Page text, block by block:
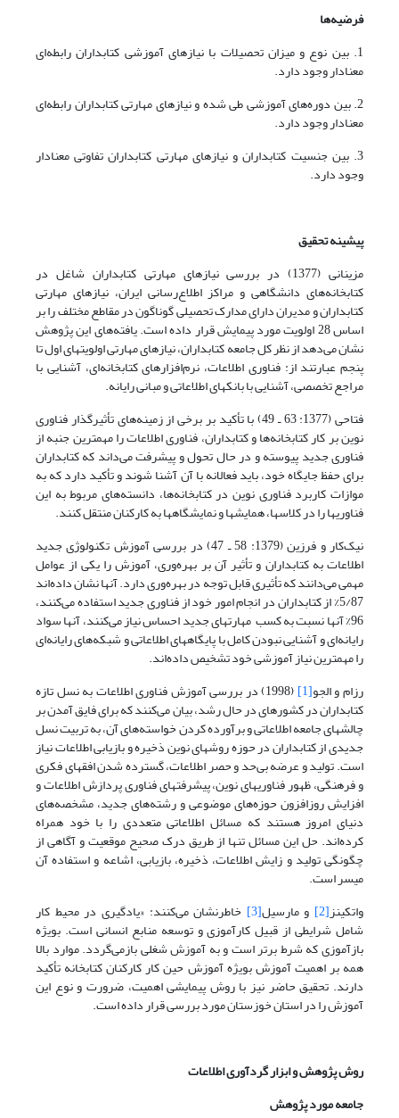
فرضیه‌ها
1. بین نوع و میزان تحصیلات با نیازهای آموزشی کتابداران رابطه‌ای
معنادار وجود دارد.
2. بین دوره‌های آموزشی طی شده و نیازهای مهارتی کتابداران رابطه‌ای
معنادار وجود دارد.
3. بین جنسیت کتابداران و نیازهای مهارتی کتابداران تفاوتی معنادار
وجود دارد.
پیشینه تحقیق
مزینانی (1377) در بررسی نیازهای مهارتی کتابداران شاغل در
کتابخانه‌های دانشگاهی و مراکز اطلاع‌رسانی ایران، نیازهای مهارتی
کتابداران و مدیران دارای مدارک تحصیلی گوناگون در مقاطع مختلف را بر
اساس 28 اولویت مورد پیمایش قرار داده است. یافته‌های این پژوهش
نشان می‌دهد از نظر کل جامعه کتابداران، نیازهای مهارتی اولویتهای اول تا
پنجم عبارتند از: فناوری اطلاعات، نرم‌افزارهای کتابخانه‌ای، آشنایی با
مراجع تخصصی، آشنایی با بانکهای اطلاعاتی و مبانی رایانه.
فتاحی (1377: 63 ـ 49) با تأکید بر برخی از زمینه‌‌های تأثیرگذار فناوری
نوین بر کار کتابخانه‌ها و کتابداران، فناوری اطلاعات را مهمترین جنبه از
فناوری جدید پیوسته و در حال تحول و پیشرفت می‌داند که کتابداران
برای حفظ جایگاه خود، باید فعالانه با آن آشنا شوند و تأکید دارد که به
موازات کاربرد فناوری نوین در کتابخانه‌ها، دانسته‌های مربوط به این
فناوریها را در کلاسها، همایشها و نمایشگاهها به کارکنان منتقل کنند.
نیک‌کار و فرزین (1379: 58 ـ 47) در بررسی آموزش تکنولوژی جدید
اطلاعات به کتابداران و تأثیر آن بر بهره‌وری، آموزش را یکی از عوامل
مهمی می‌دانند که تأثیری قابل توجه در بهره‌وری دارد. آنها نشان داده‌اند
5/87% از کتابداران در انجام امور خود از فناوری جدید استفاده می‌کنند،
96% آنها نسبت به کسب مهارتهای جدید احساس نیاز می‌کنند، آنها سواد
رایانه‌ای و آشنایی نبودن کامل با پایگاههای اطلاعاتی و شبکه‌های رایانه‌ای
را مهمترین نیاز آموزشی خود تشخیص داده‌اند.
رزام و الجو[1] (1998) در بررسی آموزش فناوری اطلاعات به نسل تازه
کتابداران در کشورهای در حال رشد، بیان می‌کنند که برای فایق آمدن بر
چالشهای جامعه اطلاعاتی و برآورده کردن خواسته‌های آن، به تربیت نسل
جدیدی از کتابداران در حوزه روشهای نوین ذخیره و بازیابی اطلاعات نیاز
است. تولید و عرضه بی‌حد و حصر اطلاعات، گسترده‌ شدن افقهای فکری
و فرهنگی، ظهور فناوریهای نوین، پیشرفتهای فناوری پردازش اطلاعات و
افزایش روزافزون حوزه‌های موضوعی و رشته‌های جدید، مشخصه‌های
دنیای امروز هستند که مسائل اطلاعاتی متعددی را با خود همراه
کرده‌اند. حل این مسائل تنها از طریق درک صحیح موقعیت و آگاهی از
چگونگی تولید و زایش اطلاعات، ذخیره، بازیابی، اشاعه و استفاده آن
میسر است.
واتکینز[2] و مارسیل[3] خاطرنشان می‌کنند: «یادگیری در محیط کار
شامل شرایطی از قبیل کارآموزی و توسعه منابع انسانی است. بویژه
بازآموزی که شرط برتر است و به آموزش شغلی بازمی‌گردد. موارد بالا
همه بر اهمیت آموزش بویژه آموزش حین کار کارکنان کتابخانه تأکید
دارند. تحقیق حاضر نیز با روش پیمایشی اهمیت، ضرورت و نوع این
آموزش را در استان خوزستان مورد بررسی قرار داده است.
روش پژوهش و ابزار گردآوری اطلاعات
جامعه مورد پژوهش